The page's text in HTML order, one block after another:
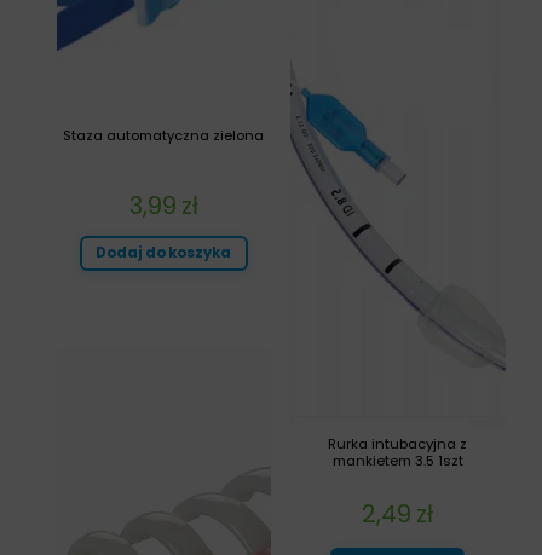
Rurka intubacyjna z
mankietem 3.5 1szt
2,49 zł
Staza automatyczna zielona
3,99 zł
Dodaj do koszyka